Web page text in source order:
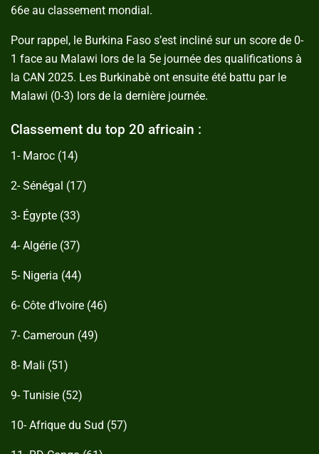
66e au classement mondial.
Pour rappel, le Burkina Faso s’est incliné sur un score de 0-
1 face au Malawi lors de la 5e journée des qualifications à
la CAN 2025. Les Burkinabè ont ensuite été battu par le
Malawi (0-3) lors de la dernière journée.
Classement du top 20 africain :
1- Maroc (14)
2- Sénégal (17)
3- Égypte (33)
4- Algérie (37)
5- Nigeria (44)
6- Côte d’Ivoire (46)
7- Cameroun (49)
8- Mali (51)
9- Tunisie (52)
10- Afrique du Sud (57)